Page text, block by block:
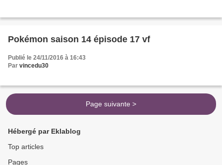
Pokémon saison 14 épisode 17 vf
Publié le 24/11/2016 à 16:43
Par vincedu30
Page suivante >
Hébergé par Eklablog
Top articles
Pages